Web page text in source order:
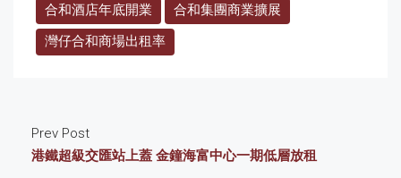
合和酒店年底開業
合和集團商業擴展
灣仔合和商場出租率
Prev Post
港鐵超級交匯站上蓋 金鐘海富中心一期低層放租